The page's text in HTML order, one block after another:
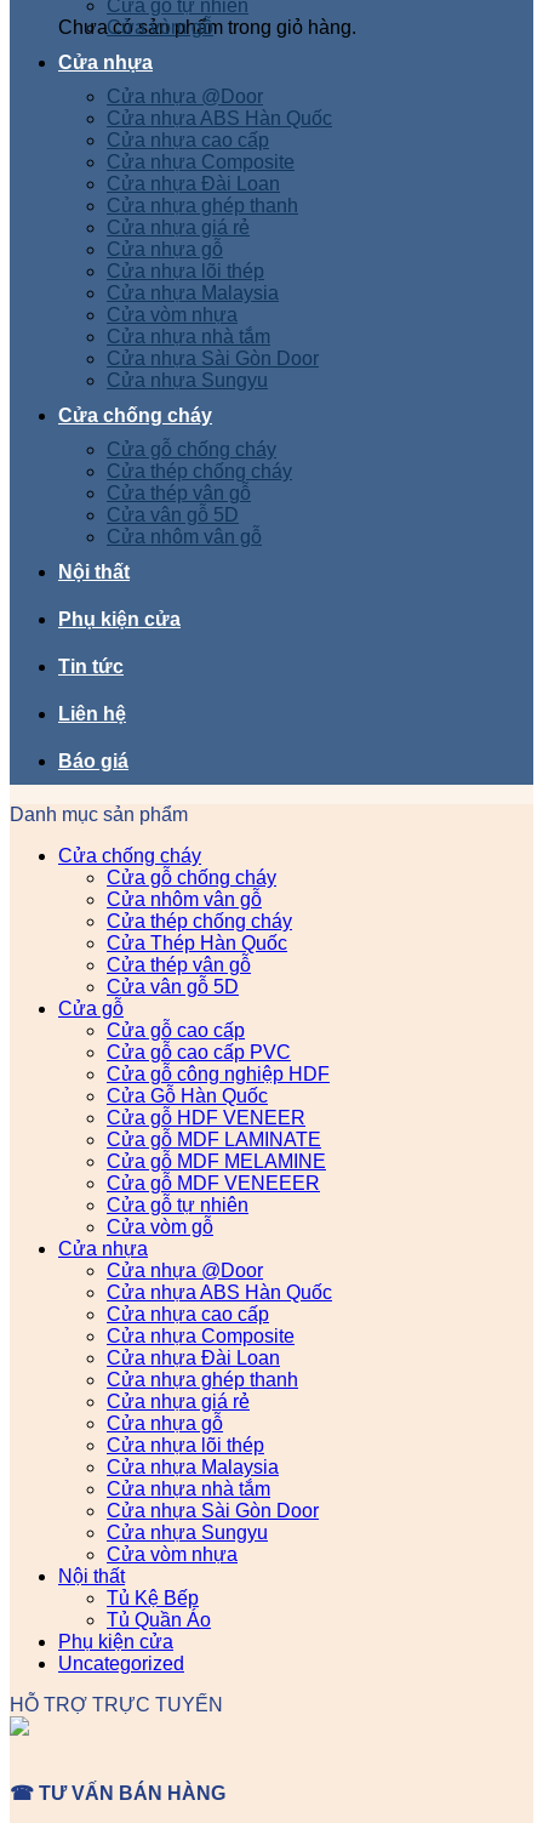
Chưa có sản phẩm trong giỏ hàng.
Cửa gỗ tự nhiên
Cửa vòm gỗ
Cửa nhựa
Cửa nhựa @Door
Cửa nhựa ABS Hàn Quốc
Cửa nhựa cao cấp
Cửa nhựa Composite
Cửa nhựa Đài Loan
Cửa nhựa ghép thanh
Cửa nhựa giá rẻ
Cửa nhựa gỗ
Cửa nhựa lõi thép
Cửa nhựa Malaysia
Cửa vòm nhựa
Cửa nhựa nhà tắm
Cửa nhựa Sài Gòn Door
Cửa nhựa Sungyu
Cửa chống cháy
Cửa gỗ chống cháy
Cửa thép chống cháy
Cửa thép vân gỗ
Cửa vân gỗ 5D
Cửa nhôm vân gỗ
Nội thất
Phụ kiện cửa
Tin tức
Liên hệ
Báo giá
Danh mục sản phẩm
Cửa chống cháy
Cửa gỗ chống cháy
Cửa nhôm vân gỗ
Cửa thép chống cháy
Cửa Thép Hàn Quốc
Cửa thép vân gỗ
Cửa vân gỗ 5D
Cửa gỗ
Cửa gỗ cao cấp
Cửa gỗ cao cấp PVC
Cửa gỗ công nghiệp HDF
Cửa Gỗ Hàn Quốc
Cửa gỗ HDF VENEER
Cửa gỗ MDF LAMINATE
Cửa gỗ MDF MELAMINE
Cửa gỗ MDF VENEEER
Cửa gỗ tự nhiên
Cửa vòm gỗ
Cửa nhựa
Cửa nhựa @Door
Cửa nhựa ABS Hàn Quốc
Cửa nhựa cao cấp
Cửa nhựa Composite
Cửa nhựa Đài Loan
Cửa nhựa ghép thanh
Cửa nhựa giá rẻ
Cửa nhựa gỗ
Cửa nhựa lõi thép
Cửa nhựa Malaysia
Cửa nhựa nhà tắm
Cửa nhựa Sài Gòn Door
Cửa nhựa Sungyu
Cửa vòm nhựa
Nội thất
Tủ Kệ Bếp
Tủ Quần Áo
Phụ kiện cửa
Uncategorized
HỖ TRỢ TRỰC TUYẾN
☎ TƯ VẤN BÁN HÀNG